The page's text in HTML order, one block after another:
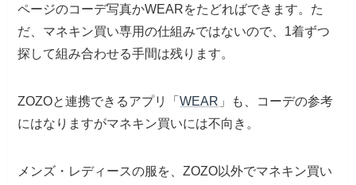
ページのコーデ写真かWEARをたどればできます。た
だ、マネキン買い専用の仕組みではないので、1着ずつ
探して組み合わせる手間は残ります。
ZOZOと連携できるアプリ「WEAR 」も、コーデの参考
にはなりますがマネキン買いには不向き。
メンズ・レディースの服を、ZOZO以外でマネキン買い